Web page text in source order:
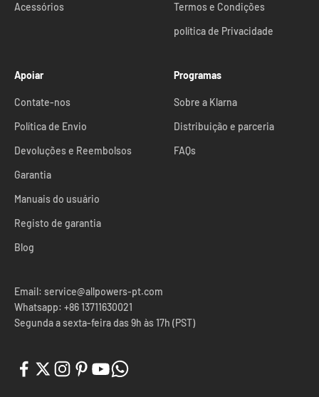
Acessórios
Termos e Condições
política de Privacidade
Apoiar
Contate-nos
Política de Envio
Devoluções e Reembolsos
Garantia
Manuais do usuário
Registo de garantia
Blog
Programas
Sobre a Klarna
Distribuição e parceria
FAQs
Email: service@allpowers-pt.com
Whatsapp: +86 13711630021
Segunda a sexta-feira das 9h às 17h (PST)